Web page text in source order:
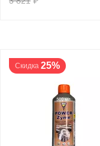
Скидка 25%